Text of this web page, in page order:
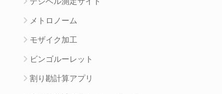
メトロノーム
モザイク加工
ビンゴルーレット
割り勘計算アプリ